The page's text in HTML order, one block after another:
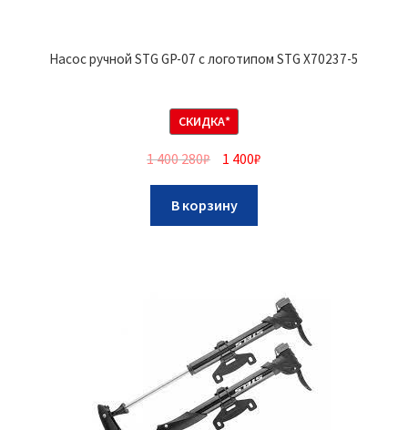
Насос ручной STG GP-07 с логотипом STG Х70237-5
СКИДКА*
1 400 280₽ 1 400₽
В корзину